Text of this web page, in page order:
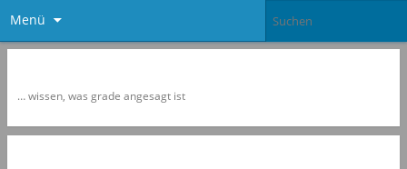
Menü
… wissen, was grade angesagt ist